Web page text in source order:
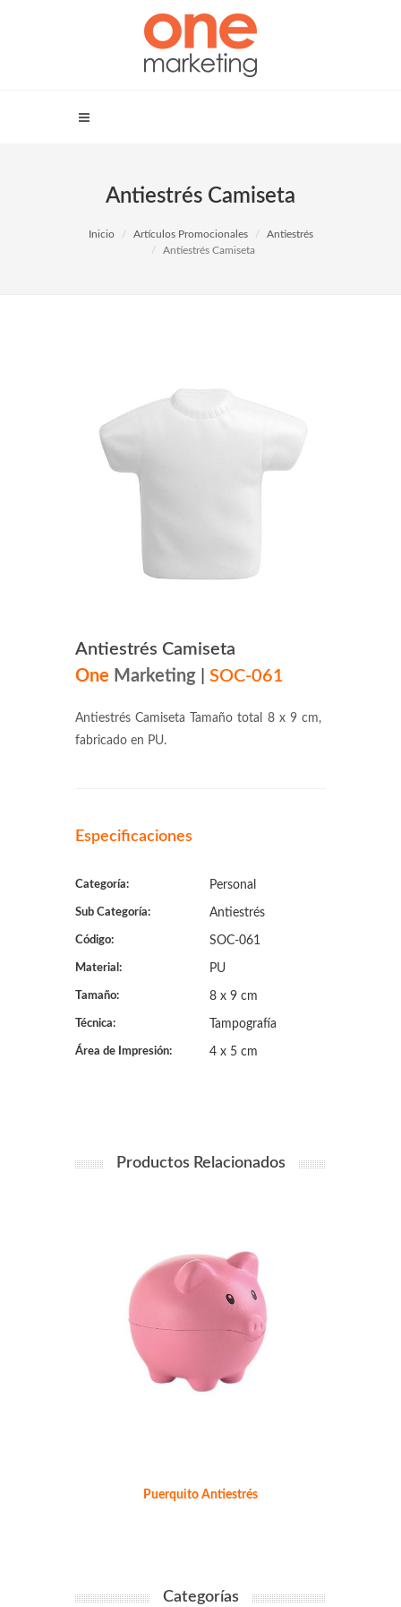
Antiestrés Camiseta
Inicio Artículos Promocionales
Antiestrés
Antiestrés Camiseta
Antiestrés Camiseta
One Marketing SOC-061
Antiestrés Camiseta Tamaño total 8 x 9 cm,
fabricado en PU.
Especificaciones
Categoría: Personal
Sub Categoría: Antiestrés
Código: SOC-061
Material: PU
Tamaño: 8 x 9 cm
Técnica: Tampografía
Área de Impresión: 4 x 5 cm
Productos Relacionados
Puerquito Antiestrés
Categorías